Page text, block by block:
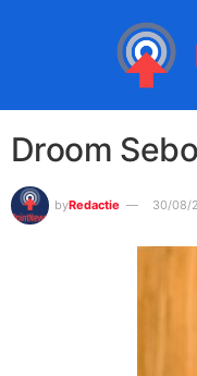
Droom
byRedactie 30/08/